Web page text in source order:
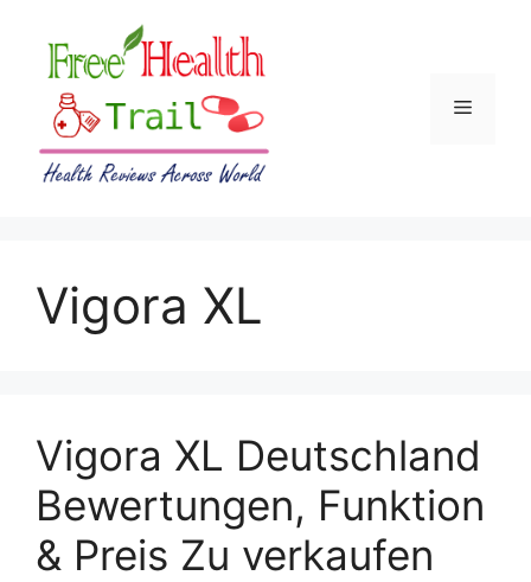
content
Menu
Vigora XL
Vigora XL Deutschland
Bewertungen, Funktion
& Preis Zu verkaufen